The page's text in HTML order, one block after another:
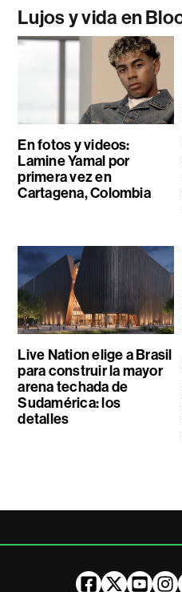
Lujos y vida en
En fotos y videos:
Lamine Yamal por
primera vez en
Cartagena, Colombia
Live Nation elige a Brasil
para construir la mayor
arena techada de
Sudamérica: los
detalles